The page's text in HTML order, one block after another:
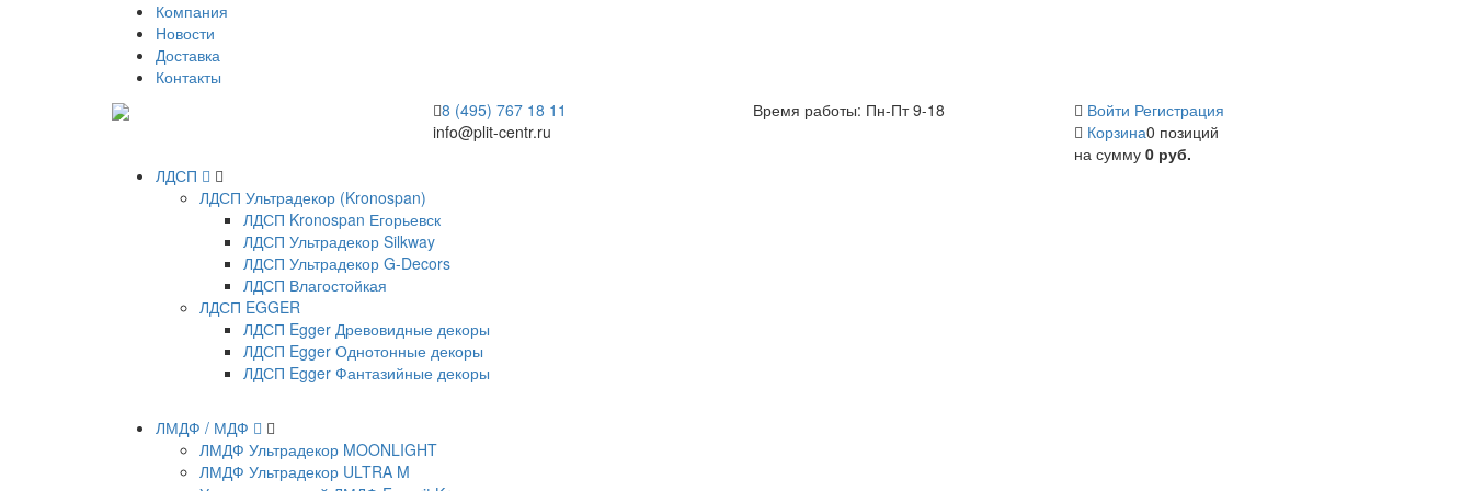
Компания
Новости
Доставка
Контакты
8 (495) 767 18 11
info@plit-centr.ru
Время работы: Пн-Пт 9-18 Войти Регистрация
Корзина0 позиций
на сумму 0 руб.
ЛДСП
ЛДСП Ультрадекор (Kronospan)
ЛДСП Kronospan Егорьевск
ЛДСП Ультрадекор Silkway
ЛДСП Ультрадекор G-Decors
ЛДСП Влагостойкая
ЛДСП EGGER
ЛДСП Egger Древовидные декоры
ЛДСП Egger Однотонные декоры
ЛДСП Egger Фантазийные декоры
ЛМДФ / МДФ
ЛМДФ Ультрадекор MOONLIGHT
ЛМДФ Ультрадекор ULTRA M